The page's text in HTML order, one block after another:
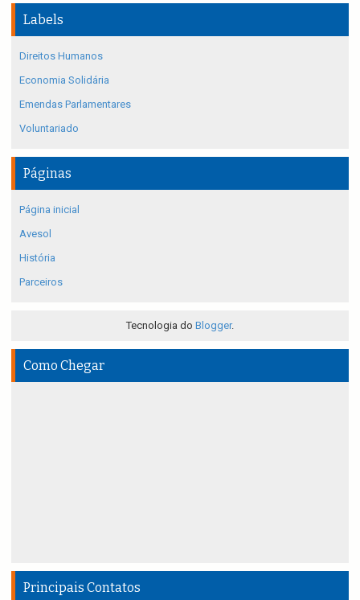
Labels
Direitos Humanos
Economia Solidária
Emendas Parlamentares
Voluntariado
Páginas
Página inicial
Avesol
História
Parceiros
Tecnologia do Blogger.
Como Chegar
Principais Contatos